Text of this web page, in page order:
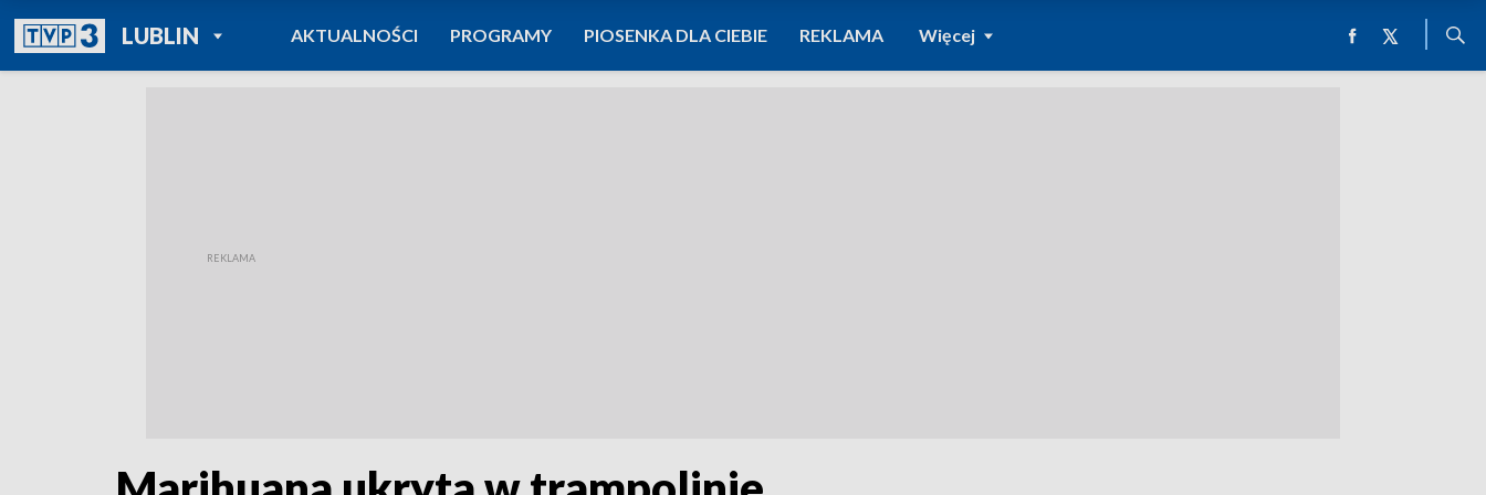
LUBLINPOWRÓT DO
TVP REGIONY
AKTUALNOŚCI PROGRAMY PIOSENKA DLA CIEBIE REKLAMA Więcej